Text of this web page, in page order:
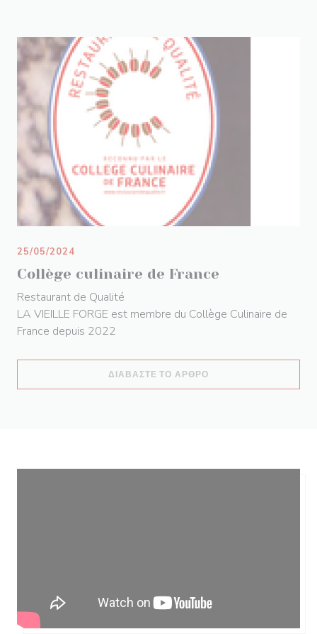
Collège culinaire de France
25/05/2024
Restaurant de Qualité
LA VIEILLE FORGE est membre du Collège Culinaire de
France depuis 2022
ΔΙΑΒΆΣΤΕ ΤΟ ΆΡΘΡΟ